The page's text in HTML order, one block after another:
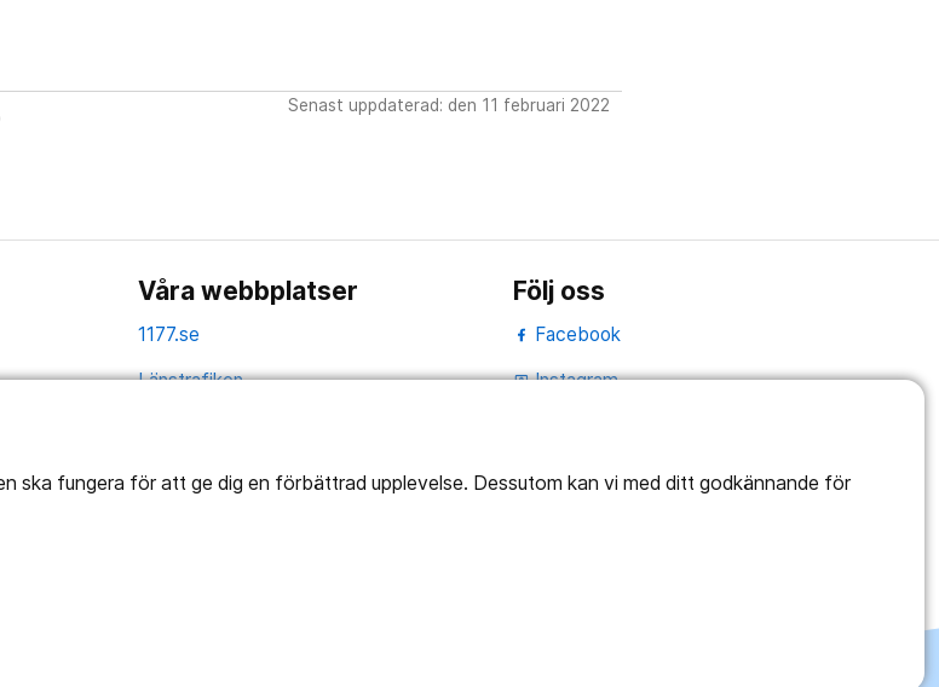
fungera för att ge dig en förbättrad upplevelse. Dessutom kan vi med ditt godkännande för
Senast uppdaterad: den 11 februari 2022
Våra webbplatser
1177.se
Länstrafiken
Utveckling
Följ oss
Facebook
portraitInstagram